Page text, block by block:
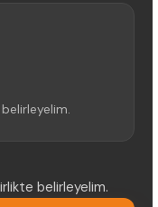
belirleyelim.